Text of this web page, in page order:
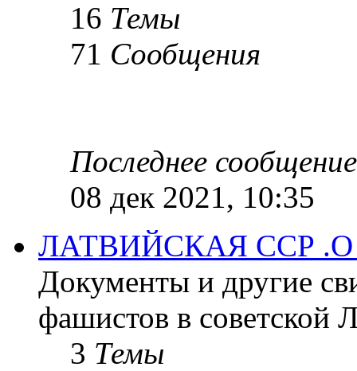
16 Темы
71 Сообщения
Последнее сообщение
08 дек 2021, 10:35
ЛАТВИЙСКАЯ ССР
Документы и другие
фашистов в советской
3 Темы